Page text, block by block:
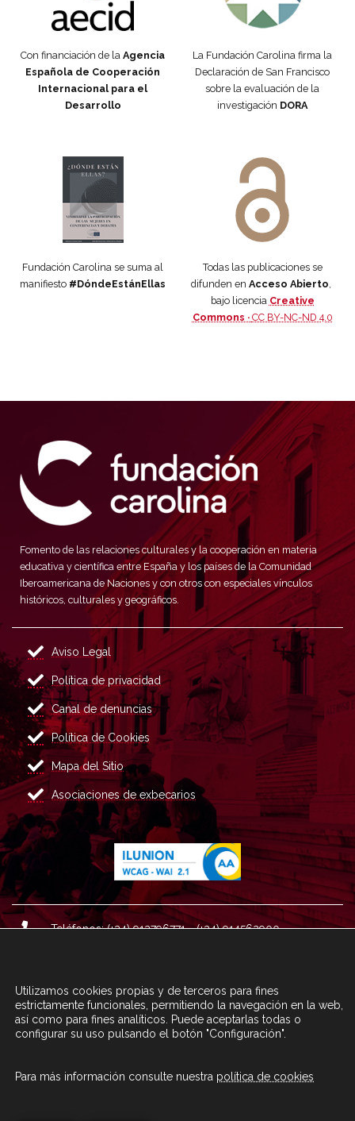
Con financiación de la Agencia
Española de Cooperación
Internacional para el
Desarrollo
La Fundación Carolina firma la
Declaración de San Francisco
sobre la evaluación de la
investigación DORA
Fundación Carolina se suma al
manifiesto #DóndeEstánEllas
Todas las publicaciones se
difunden en Acceso Abierto,
bajo licencia Creative
Commons · CC BY-NC-ND 4.0
Fomento de las relaciones culturales y la cooperación en materia
educativa y científica entre España y los países de la Comunidad
Iberoamericana de Naciones y con otros con especiales vínculos
históricos, culturales y geográficos.
Aviso Legal
Política de privacidad
Canal de denuncias
Política de Cookies
Mapa del Sitio
Asociaciones de exbecarios
Teléfonos: (+34) 913796771 - (+34) 914562900
Correo : informacion@fundacioncarolina.es
CONTACTA CON FCA TRAVÉS DEL
Utilizamos cookies propias y de terceros para fines
estrictamente funcionales, permitiendo la navegación en la web,
así como para fines analíticos. Puede aceptarlas todas o
configurar su uso pulsando el botón "Configuración".
Para más información consulte nuestra política de cookies